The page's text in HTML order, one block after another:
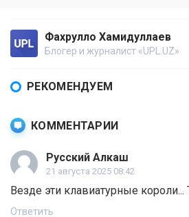
Фахрулло Хамидуллаев
Блогер и журналист «UPL.UZ»
РЕКОМЕНДУЕМ
КОММЕНТАРИИ
Русский Алкаш
21 августа 2025 08:42
Везде эти клавиатурные короли...
Ответить